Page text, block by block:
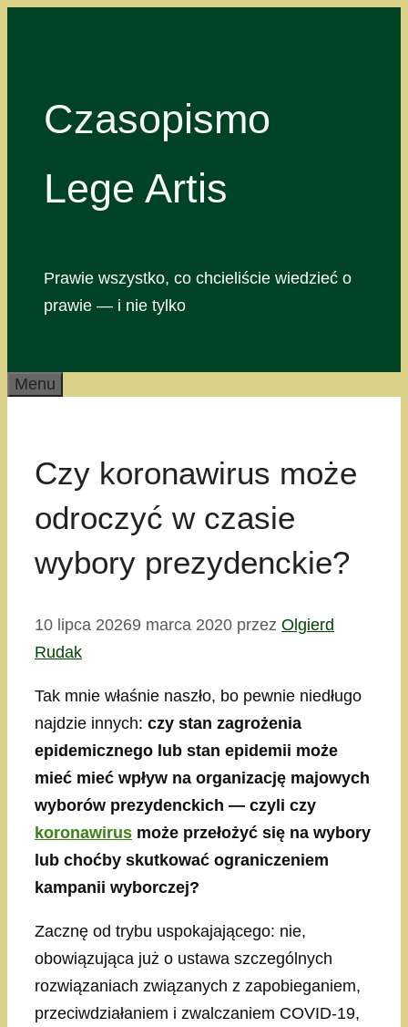
Czasopismo
Lege Artis
Prawie wszystko, co chcieliście wiedzieć o
prawie — i nie tylko
Menu
Czy koronawirus może
odroczyć w czasie
wybory prezydenckie?
10 lipca 20269 marca 2020 przez Olgierd
Rudak
Tak mnie właśnie naszło, bo pewnie niedługo
najdzie innych: czy stan zagrożenia
epidemicznego lub stan epidemii może
mieć mieć wpływ na organizację majowych
wyborów prezydenckich — czyli czy
koronawirus może przełożyć się na wybory
lub choćby skutkować ograniczeniem
kampanii wyborczej?
Zacznę od trybu uspokajającego: nie,
obowiązująca już o ustawa szczególnych
rozwiązaniach związanych z zapobieganiem,
przeciwdziałaniem i zwalczaniem COVID-19,